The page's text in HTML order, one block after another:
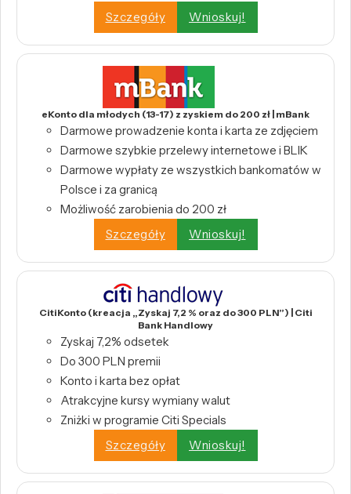
Szczegóły
Wnioskuj!
eKonto dla młodych (13-17) z zyskiem do 200 zł | mBank
Darmowe prowadzenie konta i karta ze zdjęciem
Darmowe szybkie przelewy internetowe i BLIK
Darmowe wypłaty ze wszystkich bankomatów w
Polsce i za granicą
Możliwość zarobienia do 200 zł
Szczegóły
Wnioskuj!
CitiKonto (kreacja „Zyskaj 7,2 % oraz do 300 PLN”) | Citi
Bank Handlowy
Zyskaj 7,2% odsetek
Do 300 PLN premii
Konto i karta bez opłat
Atrakcyjne kursy wymiany walut
Zniżki w programie Citi Specials
Szczegóły
Wnioskuj!